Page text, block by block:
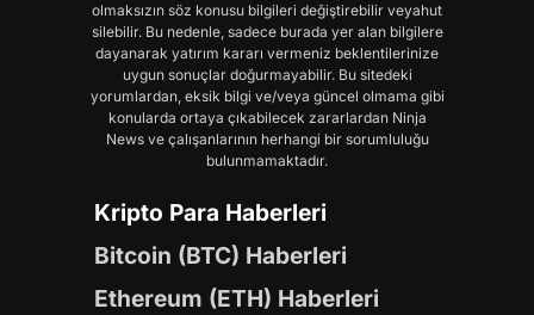
olmaksızın söz konusu bilgileri değiştirebilir veyahut
silebilir. Bu nedenle, sadece burada yer alan bilgilere
dayanarak yatırım kararı vermeniz beklentilerinize
uygun sonuçlar doğurmayabilir. Bu sitedeki
yorumlardan, eksik bilgi ve/veya güncel olmama gibi
konularda ortaya çıkabilecek zararlardan Ninja
News ve çalışanlarının herhangi bir sorumluluğu
bulunmamaktadır.
Kripto Para Haberleri
Bitcoin (BTC) Haberleri
Ethereum (ETH) Haberleri